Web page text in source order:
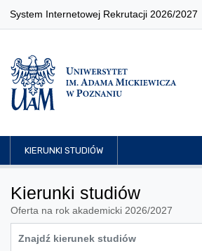
System Internetowej Rekrutacji 2026/2027
KIERUNKI STUDIÓW
Kierunki studiów
Oferta na rok akademicki 2026/2027